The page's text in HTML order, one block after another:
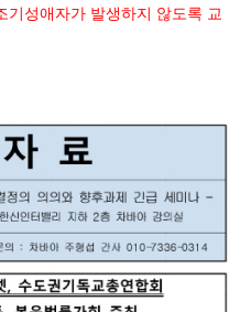
성애자가 발생하지 않도록 교